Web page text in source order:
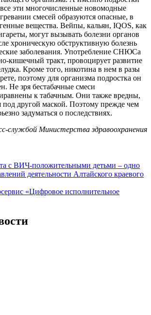
эти многочисленные новомодные
смесей образуются опасные, в
вещества. Вейпы, кальян, IQOS, как
могут вызывать болезни органов
хроническую обструктивную болезнь
заболевания. Употребление СНЮСа
кишечный тракт, провоцирует развитие
Кроме того, никотина в нем в разы
поэтому для организма подростка он
Не зря бестабачные смеси
к табачным. Они также вредны,
под другой маской. Поэтому прежде чем
задуматься о последствиях.
службой Министерства здравоохранения
с ВИЧ-положительными детьми – одно
деятельности Алтайского краевого
«Цифровое исполнительное